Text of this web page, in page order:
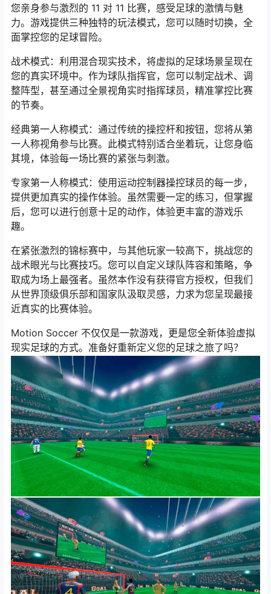
您亲身参与激烈的 11 对 11 比赛，感受足球的激情与魅
力。游戏提供三种独特的玩法模式，您可以随时切换，全
面掌控您的足球冒险。
战术模式：利用混合现实技术，将虚拟的足球场景呈现在
您的真实环境中。作为球队指挥官，您可以制定战术、调
整阵型，甚至通过全景视角实时指挥球员，精准掌控比赛
的节奏。
经典第一人称模式：通过传统的操控杆和按钮，您将从第
一人称视角参与比赛。此模式特别适合坐着玩，让您身临
其境，体验每一场比赛的紧张与刺激。
专家第一人称模式：使用运动控制器操控球员的每一步，
提供更加真实的操作体验。虽然需要一定的练习，但掌握
后，您可以进行创意十足的动作，体验更丰富的游戏乐
趣。
在紧张激烈的锦标赛中，与其他玩家一较高下，挑战您的
战术眼光与比赛技巧。您可以自定义球队阵容和策略，争
取成为场上最强者。虽然本作没有获得官方授权，但我们
从世界顶级俱乐部和国家队汲取灵感，力求为您呈现最接
近真实的比赛体验。
Motion Soccer 不仅仅是一款游戏，更是您全新体验虚拟
现实足球的方式。准备好重新定义您的足球之旅了吗？